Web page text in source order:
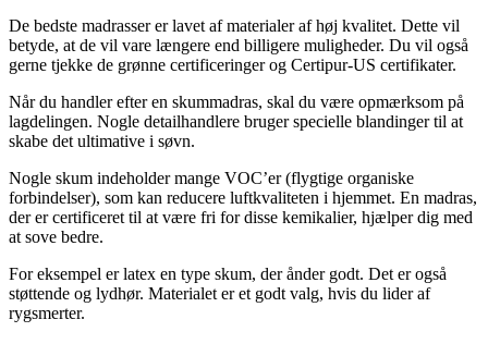
De bedste madrasser er lavet af materialer af høj kvalitet. Dette vil
betyde, at de vil vare længere end billigere muligheder. Du vil også
gerne tjekke de grønne certificeringer og Certipur-US certifikater.
Når du handler efter en skummadras, skal du være opmærksom på
lagdelingen. Nogle detailhandlere bruger specielle blandinger til at
skabe det ultimative i søvn.
Nogle skum indeholder mange VOC’er (flygtige organiske
forbindelser), som kan reducere luftkvaliteten i hjemmet. En madras,
der er certificeret til at være fri for disse kemikalier, hjælper dig med
at sove bedre.
For eksempel er latex en type skum, der ånder godt. Det er også
støttende og lydhør. Materialet er et godt valg, hvis du lider af
rygsmerter.